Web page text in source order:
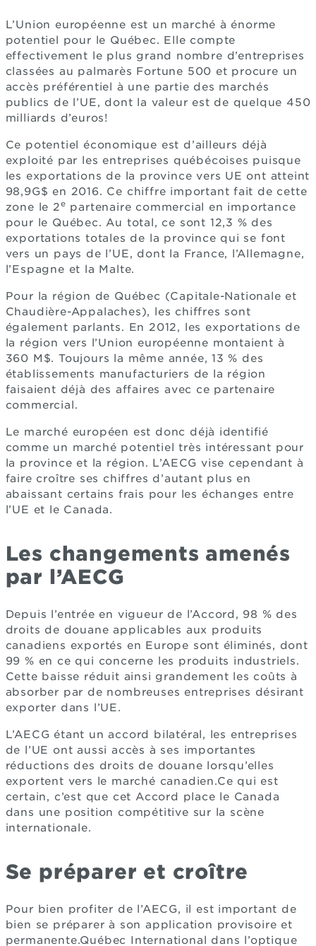
L’Union européenne est un marché à énorme
potentiel pour le Québec. Elle compte
effectivement le plus grand nombre d’entreprises
classées au palmarès Fortune 500 et procure un
accès préférentiel à une partie des marchés
publics de l’UE, dont la valeur est de quelque 450
milliards d’euros!
Ce potentiel économique est d’ailleurs déjà
exploité par les entreprises québécoises puisque
les exportations de la province vers UE ont atteint
98,9G$ en 2016. Ce chiffre important fait de cette
zone le 2e partenaire commercial en importance
pour le Québec. Au total, ce sont 12,3 % des
exportations totales de la province qui se font
vers un pays de l’UE, dont la France, l’Allemagne,
l’Espagne et la Malte.
Pour la région de Québec (Capitale-Nationale et
Chaudière-Appalaches), les chiffres sont
également parlants. En 2012, les exportations de
la région vers l’Union européenne montaient à
360 M$. Toujours la même année, 13 % des
établissements manufacturiers de la région
faisaient déjà des affaires avec ce partenaire
commercial.
Le marché européen est donc déjà identifié
comme un marché potentiel très intéressant pour
la province et la région. L’AECG vise cependant à
faire croître ses chiffres d’autant plus en
abaissant certains frais pour les échanges entre
l’UE et le Canada.
Les changements amenés
par l’AECG
Depuis l’entrée en vigueur de l’Accord, 98 % des
droits de douane applicables aux produits
canadiens exportés en Europe sont éliminés, dont
99 % en ce qui concerne les produits industriels.
Cette baisse réduit ainsi grandement les coûts à
absorber par de nombreuses entreprises désirant
exporter dans l’UE.
L’AECG étant un accord bilatéral, les entreprises
de l’UE ont aussi accès à ses importantes
réductions des droits de douane lorsqu’elles
exportent vers le marché canadien.Ce qui est
certain, c’est que cet Accord place le Canada
dans une position compétitive sur la scène
internationale.
Se préparer et croître
Pour bien profiter de l’AECG, il est important de
bien se préparer à son application provisoire et
permanente.Québec International dans l’optique